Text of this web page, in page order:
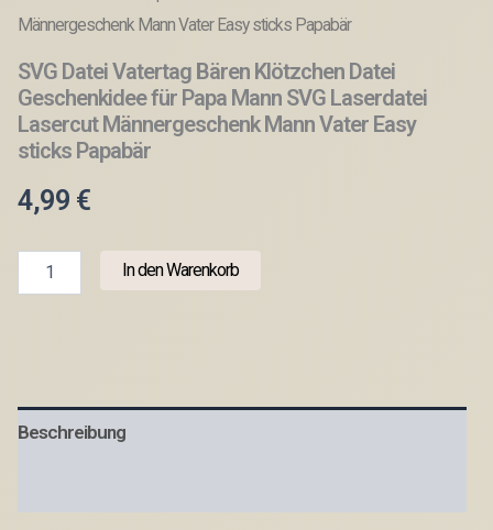
Männergeschenk Mann Vater Easy sticks Papabär
SVG Datei Vatertag Bären Klötzchen Datei
Geschenkidee für Papa Mann SVG Laserdatei
Lasercut Männergeschenk Mann Vater Easy
sticks Papabär
4,99 €
für
Papa
In den Warenkorb
Beschreibung